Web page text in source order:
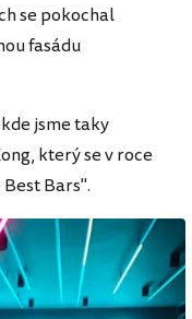
se pokochal
fasádu
jsme taky
který se v roce
Bars".